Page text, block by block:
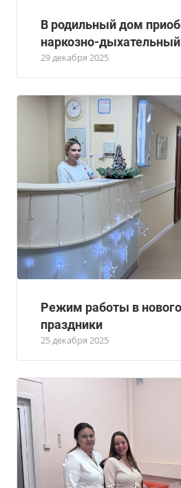
В родильный дом
наркозно-
29 декабря 2025
Режим работы в
праздники
25 декабря 2025